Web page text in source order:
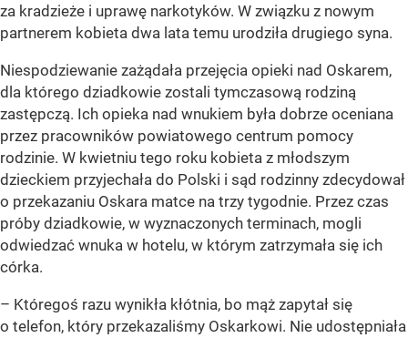
za kradzieże i uprawę narkotyków. W związku z nowym
partnerem kobieta dwa lata temu urodziła drugiego syna.
Niespodziewanie zażądała przejęcia opieki nad Oskarem,
dla którego dziadkowie zostali tymczasową rodziną
zastępczą. Ich opieka nad wnukiem była dobrze oceniana
przez pracowników powiatowego centrum pomocy
rodzinie. W kwietniu tego roku kobieta z młodszym
dzieckiem przyjechała do Polski i sąd rodzinny zdecydował
o przekazaniu Oskara matce na trzy tygodnie. Przez czas
próby dziadkowie, w wyznaczonych terminach, mogli
odwiedzać wnuka w hotelu, w którym zatrzymała się ich
córka.
– Któregoś razu wynikła kłótnia, bo mąż zapytał się
o telefon, który przekazaliśmy Oskarkowi. Nie udostępniała